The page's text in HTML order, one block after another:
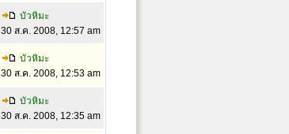
บัวหิมะ
30 ส.ค. 2008, 12:57 am
บัวหิมะ
30 ส.ค. 2008, 12:53 am
บัวหิมะ
30 ส.ค. 2008, 12:35 am